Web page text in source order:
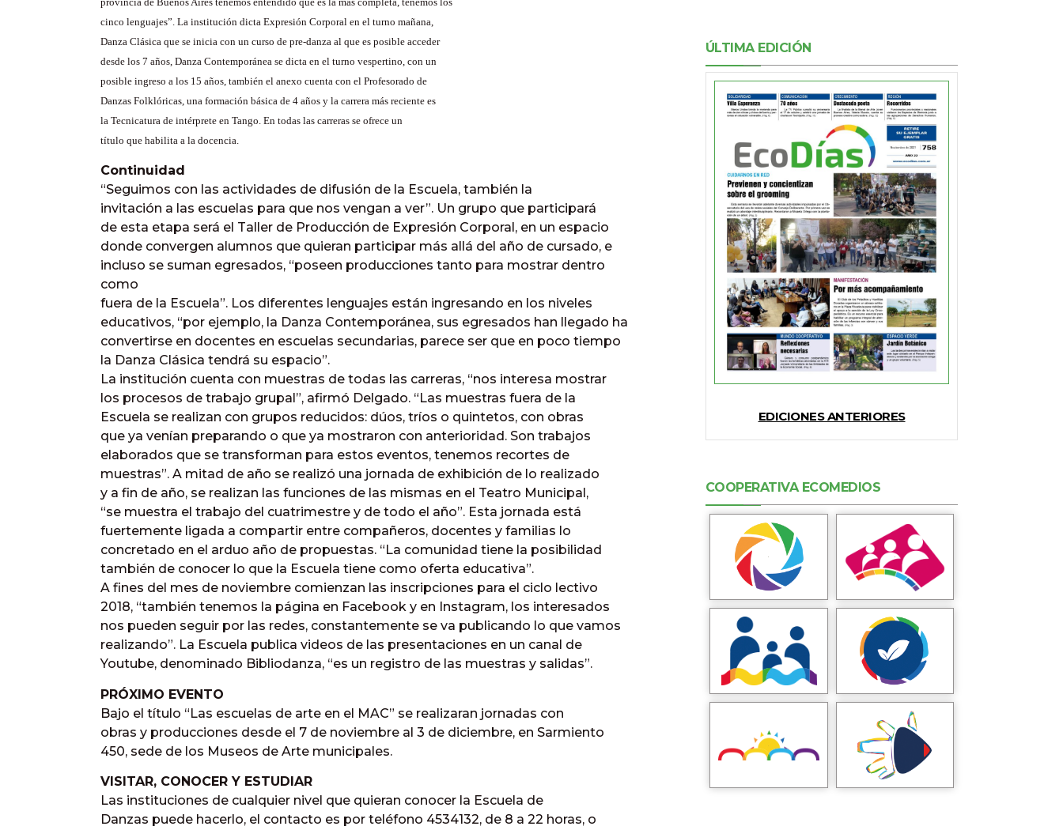
cinco lenguajes”. La institución dicta Expresión Corporal en el turno mañana,
Danza Clásica que se inicia con un curso de pre-danza al que es posible acceder
desde los 7 años, Danza Contemporánea se dicta en el turno vespertino, con un
posible ingreso a los 15 años, también el anexo cuenta con el Profesorado de
Danzas Folklóricas, una formación básica de 4 años y la carrera más reciente es
la Tecnicatura de intérprete en Tango. En todas las carreras se ofrece un
título que habilita a la docencia.
Continuidad
“Seguimos con las actividades de difusión de la Escuela, también la
invitación a las escuelas para que nos vengan a ver”. Un grupo que participará
de esta etapa será el Taller de Producción de Expresión Corporal, en un espacio
donde convergen alumnos que quieran participar más allá del año de cursado, e
incluso se suman egresados, “poseen producciones tanto para mostrar dentro
como
fuera de la Escuela”. Los diferentes lenguajes están ingresando en los niveles
educativos, “por ejemplo, la Danza Contemporánea, sus egresados han llegado ha
convertirse en docentes en escuelas secundarias, parece ser que en poco tiempo
la Danza Clásica tendrá su espacio”.
La institución cuenta con muestras de todas las carreras, “nos interesa mostrar
los procesos de trabajo grupal”, afirmó Delgado. “Las muestras fuera de la
Escuela se realizan con grupos reducidos: dúos, tríos o quintetos, con obras
que ya venían preparando o que ya mostraron con anterioridad. Son trabajos
elaborados que se transforman para estos eventos, tenemos recortes de
muestras”. A mitad de año se realizó una jornada de exhibición de lo realizado
y a fin de año, se realizan las funciones de las mismas en el Teatro Municipal,
“se muestra el trabajo del cuatrimestre y de todo el año”. Esta jornada está
fuertemente ligada a compartir entre compañeros, docentes y familias lo
concretado en el arduo año de propuestas. “La comunidad tiene la posibilidad
también de conocer lo que la Escuela tiene como oferta educativa”.
A fines del mes de noviembre comienzan las inscripciones para el ciclo lectivo
2018, “también tenemos la página en Facebook y en Instagram, los interesados
nos pueden seguir por las redes, constantemente se va publicando lo que vamos
realizando”. La Escuela publica videos de las presentaciones en un canal de
Youtube, denominado Bibliodanza, “es un registro de las muestras y salidas”.
PRÓXIMO EVENTO
Bajo el título “Las escuelas de arte en el MAC” se realizaran jornadas con
obras y producciones desde el 7 de noviembre al 3 de diciembre, en Sarmiento
450, sede de los Museos de Arte municipales.
VISITAR, CONOCER Y ESTUDIAR
Las instituciones de cualquier nivel que quieran conocer la Escuela de
Danzas puede hacerlo, el contacto es por teléfono 4534132, de 8 a 22 horas, o
ÚLTIMA EDICIÓN
EDICIONES ANTERIORES
COOPERATIVA ECOMEDIOS